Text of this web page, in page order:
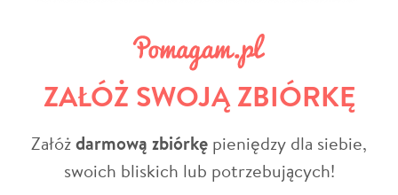
ZAŁÓŻ SWOJĄ ZBIÓRKĘ
Załóżdarmową zbiórkę pieniędzy dla siebie,
swoich bliskich lub potrzebujących!